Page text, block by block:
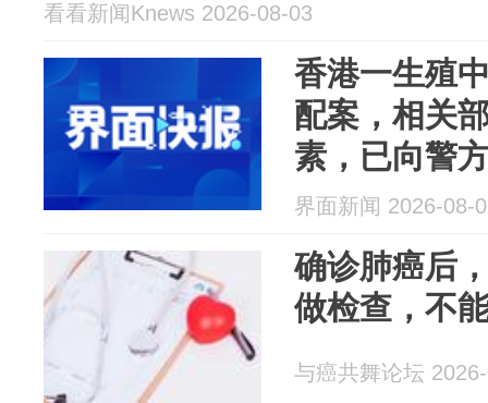
看看新闻Knews 2026-08-03
香港一生殖
配案，相关
素，已向警
界面新闻 2026-08-
确诊肺癌后
做检查，不
与癌共舞论坛